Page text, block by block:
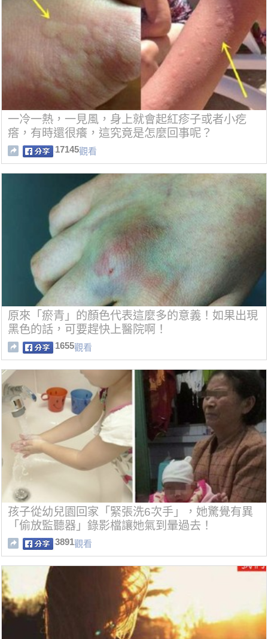
一冷一熱，一見風，身上就會起紅疹子或者小疙
瘩，有時還很癢，這究竟是怎麼回事呢？
17145觀看
原來「瘀青」的顏色代表這麼多的意義！如果出現
黑色的話，可要趕快上醫院啊！
1655觀看
孩子從幼兒園回家「緊張洗6次手」，她驚覺有異
「偷放監聽器」錄影檔讓她氣到暈過去！
3891觀看